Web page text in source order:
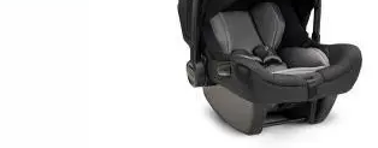
Comprar